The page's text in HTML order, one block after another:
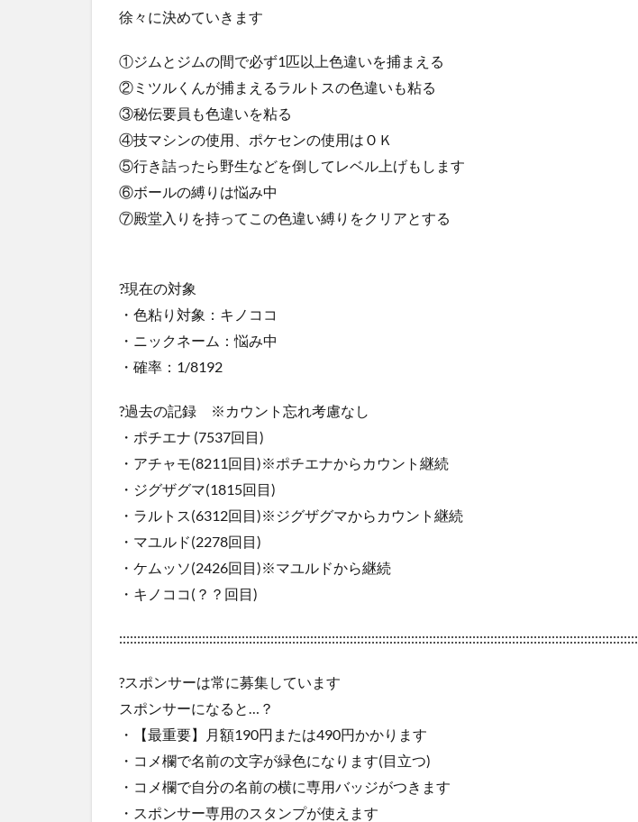
徐々に決めていきます
①ジムとジムの間で必ず1匹以上色違いを捕まえる
②ミツルくんが捕まえるラルトスの色違いも粘る
③秘伝要員も色違いを粘る
④技マシンの使用、ポケセンの使用はＯＫ
⑤行き詰ったら野生などを倒してレベル上げもします
⑥ボールの縛りは悩み中
⑦殿堂入りを持ってこの色違い縛りをクリアとする
?現在の対象
・色粘り対象：キノココ
・ニックネーム：悩み中
・確率：1/8192
?過去の記録 ※カウント忘れ考慮なし
・ポチエナ (7537回目)
・アチャモ(8211回目)※ポチエナからカウント継続
・ジグザグマ(1815回目)
・ラルトス(6312回目)※ジグザグマからカウント継続
・マユルド(2278回目)
・ケムッソ(2426回目)※マユルドから継続
・キノココ(？？回目)
::::::::::::::::::::::::::::::::::::::::::::::::::::::::::::::::::::::::::::::::::::::::::::::::::::::::::::::::::::::::::::::::::::::::::::::::
?スポンサーは常に募集しています
スポンサーになると…？
・【最重要】月額190円または490円かかります
・コメ欄で名前の文字が緑色になります(目立つ)
・コメ欄で自分の名前の横に専用バッジがつきます
・スポンサー専用のスタンプが使えます